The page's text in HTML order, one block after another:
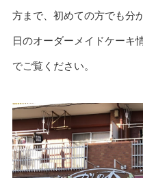
方まで、初めての方でも分
日のオーダーメイドケーキ
でご覧ください。